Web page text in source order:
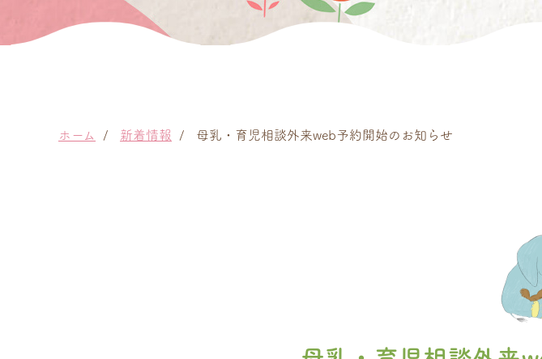
ホーム 新着情報 母乳・育児相談外来web予約開始のお知らせ